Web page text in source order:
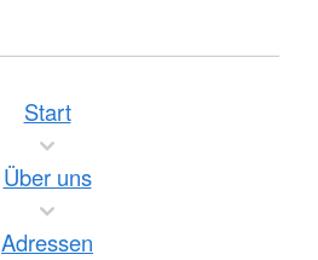
Start
Über uns
Adressen